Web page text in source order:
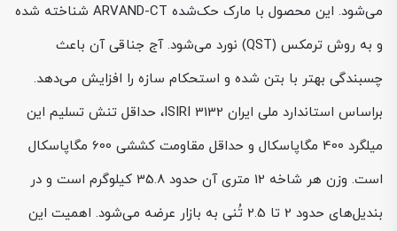
می‌شود. این محصول با مارک حک‌شده ARVAND-CT شناخته شده
و به روش ترمکس (QST) نورد می‌شود. آج جناقی آن باعث
چسبندگی بهتر با بتن شده و استحکام سازه را افزایش می‌دهد.
براساس استاندارد ملی ایران ISIRI 3132، حداقل تنش تسلیم این
میلگرد 400 مگاپاسکال و حداقل مقاومت کششی 600 مگاپاسکال
است. وزن هر شاخه 12 متری آن حدود 35.8 کیلوگرم است و در
بندیل‌های حدود 2 تا 2.5 تُنی به بازار عرضه می‌شود. اهمیت این